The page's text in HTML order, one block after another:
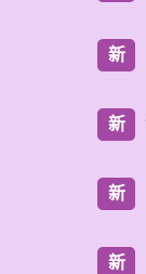
新
新
新
新